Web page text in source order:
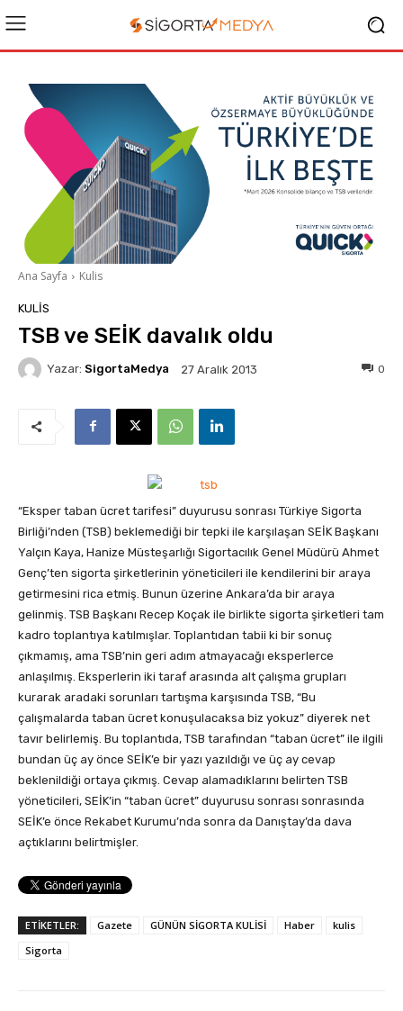
Ana Sayfa Kulis
KULIS
TSB ve SEİK davalık oldu
Yazar: SigortaMedya 27 Aralık 2013 0
“Eksper taban ücret tarifesi” duyurusu sonrası Türkiye Sigorta
Birliği’nden (TSB) beklemediği bir tepki ile karşılaşan SEİK Başkanı
Yalçın Kaya, Hanize Müsteşarlığı Sigortacılık Genel Müdürü Ahmet
Genç’ten sigorta şirketlerinin yöneticileri ile kendilerini bir araya
getirmesini rica etmiş. Bunun üzerine Ankara’da bir araya
gelinmiş . TSB Başkanı Recep Koçak ile birlikte sigorta şirketleri tam
kadro toplantıya katılmışlar. Toplantıdan tabii ki bir sonuç
çıkmamış, ama TSB’nin geri adım atmayacağı eksperlerce
anlaşılmış. Eksperlerin iki taraf arasında alt çalışma grupları
kurarak aradaki sorunları tartışma karşısında TSB, “Bu
çalışmalarda taban ücret konuşulacaksa biz yokuz” diyerek net
tavır belirlemiş. Bu toplantıda, TSB tarafından “taban ücret” ile ilgili
bundan üç ay önce SEİK’e bir yazı yazıldığı ve üç ay cevap
beklenildiği ortaya çıkmış. Cevap alamadıklarını belirten TSB
yöneticileri, SEİK’in “taban ücret” duyurusu sonrası sonrasında
SEİK’e önce Rekabet Kurumu’nda sonra da Danıştay’da dava
açtıklarını belirtmişler.
ETİKETLER: Gazete GÜNÜN SİGORTA KULİSİ Haber
kulis
Sigorta